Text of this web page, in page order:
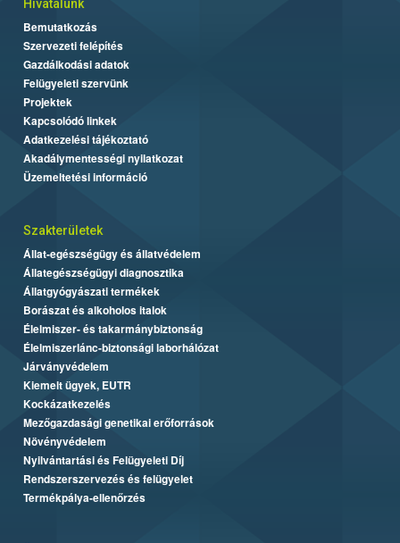
Hivatalunk
Bemutatkozás
Szervezeti felépítés
Gazdálkodási adatok
Felügyeleti szervünk
Projektek
Kapcsolódó linkek
Adatkezelési tájékoztató
Akadálymentességi nyilatkozat
Üzemeltetési információ
Szakterületek
Állat-egészségügy és állatvédelem
Állategészségügyi diagnosztika
Állatgyógyászati termékek
Borászat és alkoholos italok
Élelmiszer- és takarmánybiztonság
Élelmiszerlánc-biztonsági laborhálózat
Járványvédelem
Kiemelt ügyek, EUTR
Kockázatkezelés
Mezőgazdasági genetikai erőforrások
Növényvédelem
Nyilvántartási és Felügyeleti Díj
Rendszerszervezés és felügyelet
Termékpálya-ellenőrzés